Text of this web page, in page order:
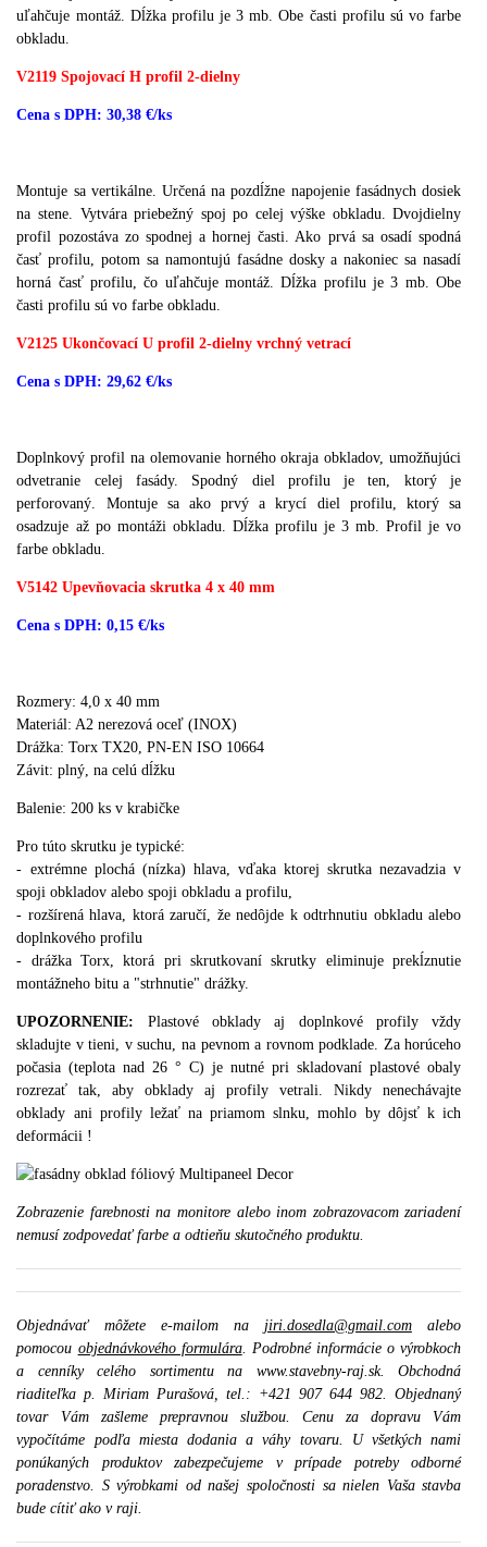
uľahčuje montáž. Dĺžka profilu je 3 mb.
Obe časti profilu sú vo farbe
obkladu.
V2119 Spojovací H profil 2-dielny
Cena s DPH: 30,38 €/ks
Montuje sa vertikálne.
Určená na pozdĺžne napojenie fasádnych dosiek
na stene.
Vytvára priebežný spoj po celej výške obkladu.
Dvojdielny
profil pozostáva zo spodnej a hornej časti.
Ako prvá sa osadí spodná
časť profilu, potom sa namontujú fasádne dosky a nakoniec sa nasadí
horná časť profilu, čo uľahčuje montáž.
Dĺžka profilu je 3 mb.
Obe
časti profilu sú vo farbe obkladu.
V2125 Ukončovací U profil 2-dielny vrchný vetrací
Cena s DPH: 29,62 €/ks
Doplnkový profil na olemovanie horného okraja obkladov, umožňujúci
odvetranie celej fasády. Spodný diel profilu je ten, ktorý je
perforovaný. Montuje sa ako prvý a krycí diel profilu, ktorý sa
osadzuje až po montáži obkladu. Dĺžka profilu je 3 mb. Profil je vo
farbe obkladu.
V5142 Upevňovacia skrutka 4 x 40 mm
Cena s DPH: 0,15 €/ks
Rozmery: 4,0 x 40 mm
Materiál: A2 nerezová oceľ (INOX)
Drážka: Torx TX20, PN-EN ISO 10664
Závit: plný,na celú dĺžku
Balenie: 200 ks v krabičke
Pro túto skrutku je typické:
- extrémne plochá (nízka) hlava, vďaka ktorej skrutka nezavadzia v
spoji obkladov alebo spoji obkladu a profilu,
- rozšírená hlava, ktorá zaručí, že nedôjde k odtrhnutiu obkladu alebo
doplnkového profilu
- drážka Torx, ktorá pri skrutkovaní skrutky eliminuje prekĺznutie
montážneho bitu a "strhnutie" drážky.
UPOZORNENIE: Plastové obklady aj doplnkové profily vždy
skladujte v tieni, v suchu, na pevnom a rovnom podklade.
Za horúceho
počasia (teplota nad 26 ° C) je nutné pri skladovaní plastové obaly
rozrezať tak, aby obklady aj profily vetrali. Nikdy nenechávajte
obklady ani profily ležať na priamom slnku, mohlo by dôjsť k ich
deformácii !
Zobrazenie farebnosti na monitore alebo inom zobrazovacom zariadení
nemusí zodpovedať farbe a odtieňu skutočného produktu.
Objednávať môžete e-mailom na jiri.dosedla@gmail.comalebo
pomocou objednávkového formulára. Podrobné informácie o výrobkoch
a cenníky celého sortimentu na www.stavebny-raj.sk. Obchodná
riaditeľka p. Miriam Purašová, tel.: +421 907 644 982. Objednaný
tovar Vám zašleme prepravnou službou. Cenu za dopravu Vám
vypočítáme podľa miesta dodania a váhy tovaru. U všetkých nami
ponúkaných produktov zabezpečujeme v prípade potreby odborné
poradenstvo. S výrobkami od našej spoločnosti sa nielen Vaša stavba
bude cítiť ako v raji.